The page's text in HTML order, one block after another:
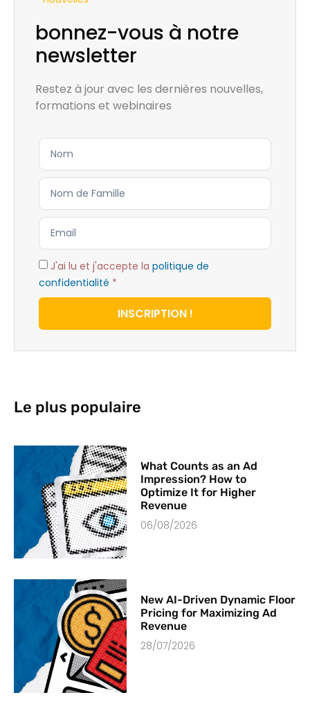
bonnez-vous à notre
newsletter
Restez à jour avec les dernières nouvelles,
formations et webinaires
J'ai lu et j'accepte la politique de
confidentialité *
INSCRIPTION !
Le plus populaire
What Counts as an Ad
Impression? How to
Optimize It for Higher
Revenue
06/08/2026
New AI-Driven Dynamic Floor
Pricing for Maximizing Ad
Revenue
28/07/2026